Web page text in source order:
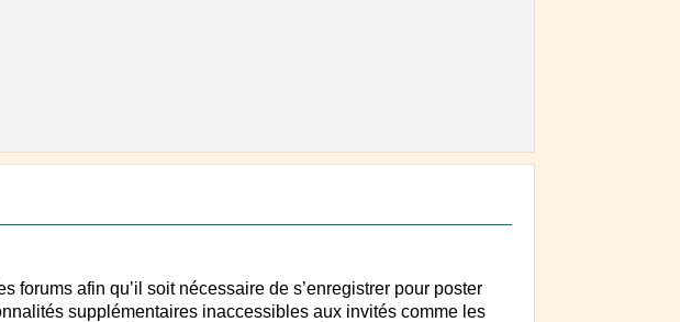
forums afin qu’il soit nécessaire de s’enregistrer pour poster
supplémentaires inaccessibles aux invités comme les